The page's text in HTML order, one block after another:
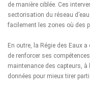
de manière ciblée. Ces
sectorisation du réseau
facilement les zones où des
En outre, la Régie des Eaux
de renforcer ses
maintenance des capteurs, à
données pour mieux tirer